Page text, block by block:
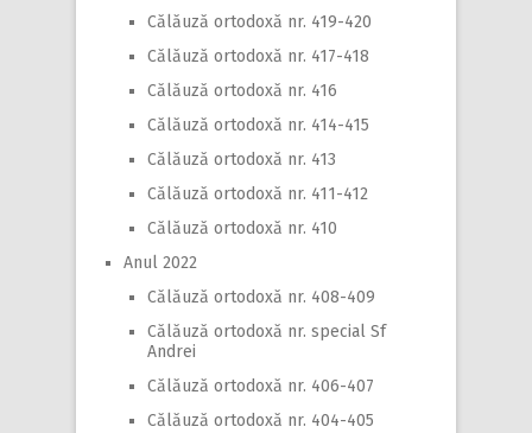
Călăuză ortodoxă nr. 419-420
Călăuză ortodoxă nr. 417-418
Călăuză ortodoxă nr. 416
Călăuză ortodoxă nr. 414-415
Călăuză ortodoxă nr. 413
Călăuză ortodoxă nr. 411-412
Călăuză ortodoxă nr. 410
Anul 2022
Călăuză ortodoxă nr. 408-409
Călăuză ortodoxă nr. special Sf
Andrei
Călăuză ortodoxă nr. 406-407
Călăuză ortodoxă nr. 404-405